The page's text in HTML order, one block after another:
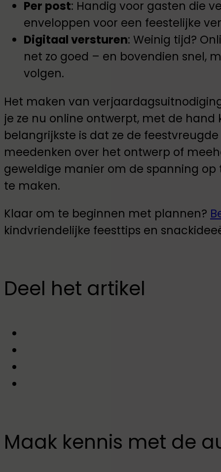
Per post: Handig voor gasten die
enveloppen voor een feestelijke
Digitaal versturen: Weinig tijd?
net zo goed – en bovendien snel,
volgen.
Het maken van
je ze nu online ontwerpt, met de
belangrijkste is dat ze de
meedenken over het ontwerp of
geweldige manier om de spanning
te maken.
Klaar om te beginnen met plannen?
kindvriendelijke feesttips en
Deel het artikel
Maak kennis met de